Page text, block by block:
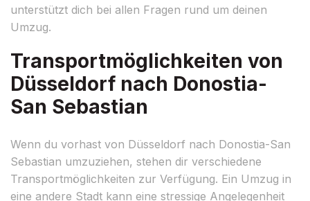
unterstützt dich bei allen Fragen rund um deinen
Umzug.
Transportmöglichkeiten von
Düsseldorf nach Donostia-
San Sebastian
Wenn du vorhast von Düsseldorf nach Donostia-San
Sebastian umzuziehen, stehen dir verschiedene
Transportmöglichkeiten zur Verfügung. Ein Umzug in
eine andere Stadt kann eine stressige Angelegenheit